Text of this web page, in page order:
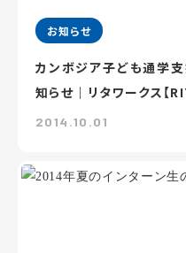
お知らせ
カンボジア子ども通学
知らせ｜リタワークス【
2014.10.01